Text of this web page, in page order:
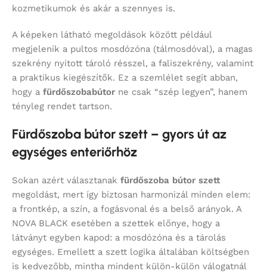
kozmetikumok és akár a szennyes is.
A képeken látható megoldások között például
megjelenik a pultos mosdózóna (tálmosdóval), a magas
szekrény nyitott tároló résszel, a faliszekrény, valamint
a praktikus kiegészítők. Ez a szemlélet segít abban,
hogy a fürdőszobabútor ne csak “szép legyen”, hanem
tényleg rendet tartson.
Fürdőszoba bútor szett – gyors út az
egységes enteriőrhöz
Sokan azért választanak fürdőszoba bútor szett
megoldást, mert így biztosan harmonizál minden elem:
a frontkép, a szín, a fogásvonal és a belső arányok. A
NOVA BLACK esetében a szettek előnye, hogy a
látványt egyben kapod: a mosdózóna és a tárolás
egységes. Emellett a szett logika általában költségben
is kedvezőbb, mintha mindent külön-külön válogatnál